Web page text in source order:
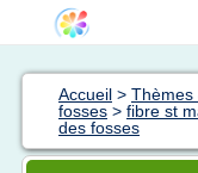
Accueil > Thèmes
fosses > fibre st
des fosses